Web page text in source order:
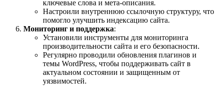
ключевые слова и мета-описания.
Настроили внутреннюю ссылочную структуру, что
помогло улучшить индексацию сайта.
Мониторинг и поддержка:
Установили инструменты для мониторинга
производительности сайта и его безопасности.
Регулярно проводили обновления плагинов и
темы WordPress, чтобы поддерживать сайт в
актуальном состоянии и защищенным от
уязвимостей.